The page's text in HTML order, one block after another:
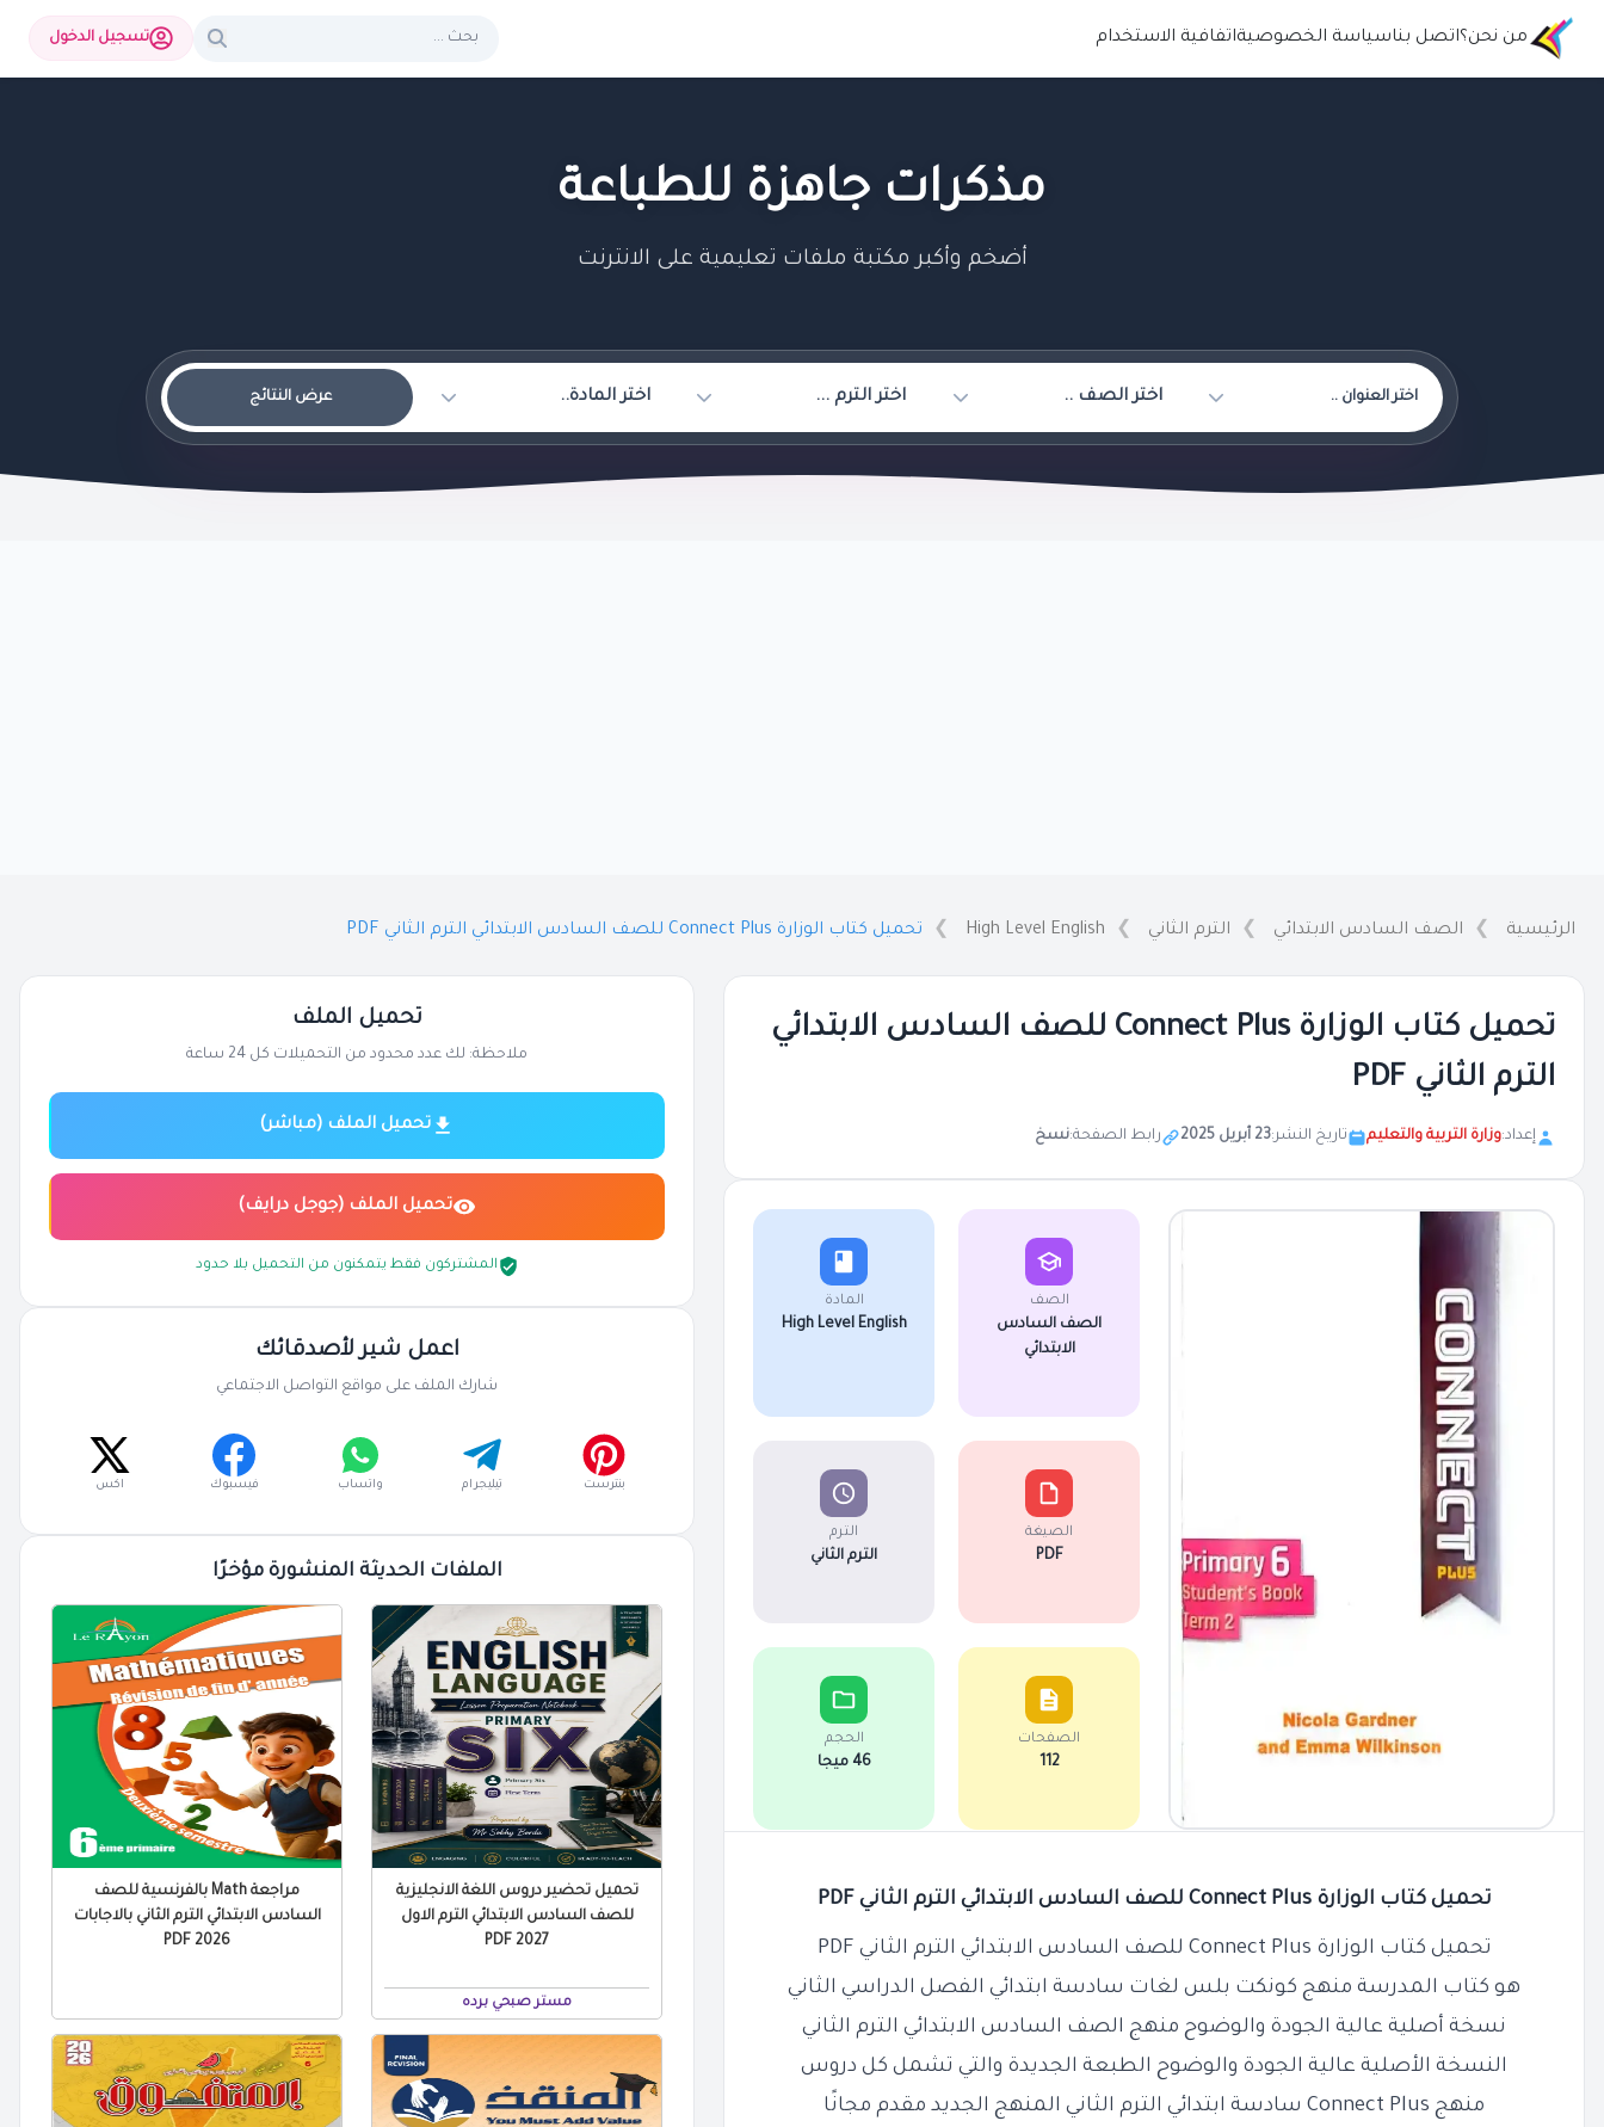
من نحن؟اتصل بناسياسة الخصوصيةاتفافية الاستخدام تسجيل الدخول
مذكرات جاهزة للطباعة
أضخم وأكبر مكتبة ملفات تعليمية على الانترنت
عرض النتائج
الرئيسية الصف السادس الابتدائي الترم الثاني High Level English تحميل كتاب الوزارة Connect Plus للصف السادس الابتدائي الترم الثاني PDF
تحميل كتاب الوزارة Connect Plus للصف السادس الابتدائي
الترم الثاني PDF
إعداد:وزارة التربية والتعليم تاريخ النشر:23 أبريل 2025 رابط الصفحة:نسخ
الصف
الصف السادس
الابتدائي
المادة
High Level English
الصيغة
PDF
الترم
الترم الثاني
الصفحات
112
الحجم
46 ميجا
تحميل كتاب الوزارة Connect Plus للصف السادس الابتدائي الترم الثاني PDF
تحميل كتاب الوزارة Connect Plus للصف السادس الابتدائي الترم الثاني PDF
هو كتاب المدرسة منهج كونكت بلس لغات سادسة ابتدائي الفصل الدراسي الثاني
نسخة أصلية عالية الجودة والوضوح منهج الصف السادس الابتدائي الترم الثاني
النسخة الأصلية عالية الجودة والوضوح الطبعة الجديدة والتي تشمل كل دروس
منهج Connect Plus سادسة ابتدائي الترم الثاني المنهج الجديد مقدم مجانًا
تحميل الملف
ملاحظة: لك عدد محدود من التحميلات كل 24 ساعة
تحميل الملف (مباشر)
تحميل الملف (جوجل درايف)
المشتركون فقط يتمكنون من التحميل بلا حدود
اعمل شير لأصدقائك
شارك الملف على مواقع التواصل الاجتماعي
بنترست تيليجرام واتساب فيسبوك اكس
الملفات الحديثة المنشورة مؤخرًا
تحميل تحضير دروس اللغة الانجليزية
للصف السادس الابتدائي الترم الاول
2027 PDF
مستر صبحي برده
مراجعة Math بالفرنسية للصف
السادس الابتدائي الترم الثاني بالاجابات
2026 PDF